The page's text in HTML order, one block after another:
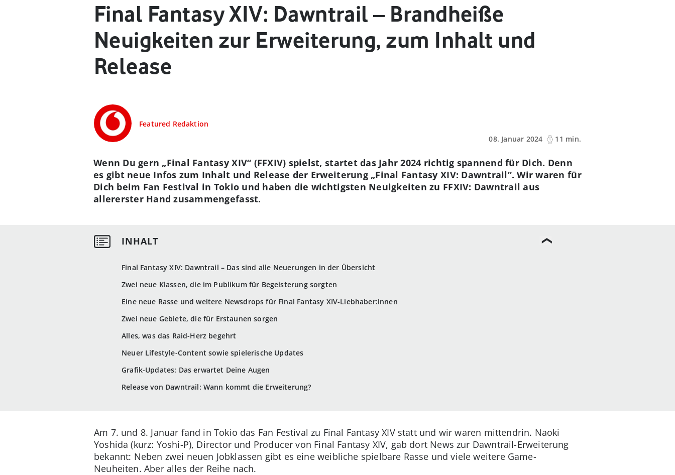
Final Fantasy XIV: Dawntrail – Brandheiße
Neuigkeiten zur Erweiterung, zum Inhalt und
Release
Featured Redaktion
08. Januar 2024
11 min.
Final Fantasy XIV: Dawntrail – Das sind alle Neuerungen in der Übersicht
Zwei neue Klassen, die im Publikum für Begeisterung sorgten
Eine neue Rasse und weitere Newsdrops für Final Fantasy XIV-Liebhaber:innen
Zwei neue Gebiete, die für Erstaunen sorgen
Alles, was das Raid-Herz begehrt
Neuer Lifestyle-Content sowie spielerische Updates
Grafik-Updates: Das erwartet Deine Augen
Release von Dawntrail: Wann kommt die Erweiterung?
Wenn Du gern „Final Fantasy XIV“ (FFXIV) spielst, startet das Jahr 2024 richtig spannend für Dich. Denn
es gibt neue Infos zum Inhalt und Release der Erweiterung „Final Fantasy XIV: Dawntrail“. Wir waren für
Dich beim Fan Festival in Tokio und haben die wichtigsten Neuigkeiten zu FFXIV: Dawntrail aus
allererster Hand zusammengefasst.
Am 7. und 8. Januar fand in Tokio das Fan Festival zu Final Fantasy XIV statt und wir waren mittendrin. Naoki
Yoshida (kurz: Yoshi-P), Director und Producer von Final Fantasy XIV, gab dort News zur Dawntrail-Erweiterung
bekannt: Neben zwei neuen Jobklassen gibt es eine weibliche spielbare Rasse und viele weitere Game-
Neuheiten. Aber alles der Reihe nach.